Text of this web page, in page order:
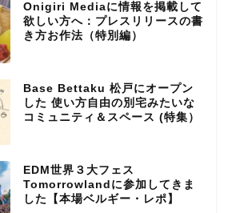
Onigiri Mediaに情報を掲載して
欲しい方へ：プレスリリースの書
き方お作法（特別編）
Base Bettaku 松戸にオープン
した 使い方自由の別宅みたいな
コミュニティ＆スペース (特集）
EDM世界３大フェス
Tomorrowlandに参加してきま
した【本場ベルギー・レポ】